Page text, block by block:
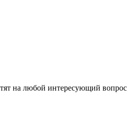
на любой интересующий вопрос